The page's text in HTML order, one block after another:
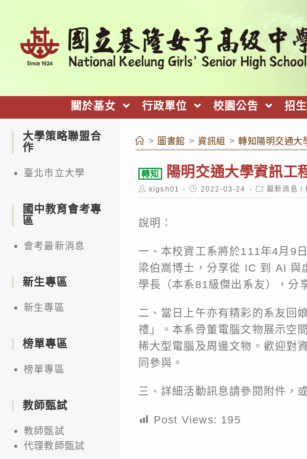
關於基女 行政單位 校園公告 招
> 圖書館 > 資訊組 > 轉知陽明交通大
轉知 陽明交通大學資訊
Post
author:
klgsh01
Post
published:
2022-03-24
Post
category:
最新消息 /
說明：
一、本校資工系將於111年4月9
梁伯嵩博士，分享從 IC 到 AI 與
學長（本系81級傑出系友），分
二、當日上午亦有精彩的系友回
禮」。本系骨董電腦文物展示空
稀大型電腦及周邊文物。歡迎對
同參與。
三、詳細活動訊息請參閱附件，
Post Views: 195
大學策略聯盟合
作
臺北市立大學
國中教育會考專
區
會考最新消息
新生專區
新生專區
榜單專區
榜單專區
教師甄試
教師甄試
代理教師甄試